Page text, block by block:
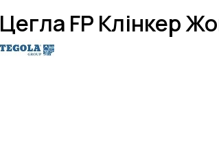
Цегла FP Клінкер